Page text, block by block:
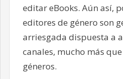
editar eBooks. Aún así,
editores de género son
arriesgada dispuesta a
canales, mucho más
géneros.